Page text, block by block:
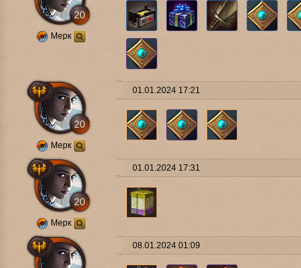
20
Мерк
20
Мерк
01.01.2024 17:21
20
Мерк
01.01.2024 17:31
08.01.2024 01:09